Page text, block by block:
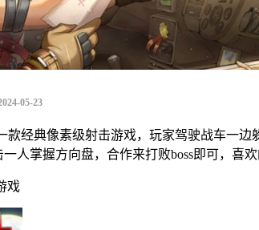
05-23
款经典像素级射击游戏，玩家驾驶战车一
人掌握方向盘，合作来打败boss即可，喜